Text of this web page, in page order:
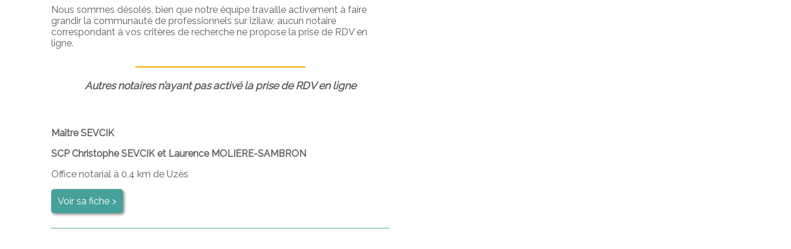
Nous sommes désolés, bien que notre équipe travaille activement à faire
grandir la communauté de professionnels sur izilaw, aucun notaire
correspondant à vos critères de recherche ne propose la prise de RDV en
ligne.
Autres notaires n’ayant pas activé la prise de RDV en ligne
Maître SEVCIK
SCP Christophe SEVCIK et Laurence MOLIERE-SAMBRON
Office notarial à 0,4 km de Uzès
Voir sa fiche >